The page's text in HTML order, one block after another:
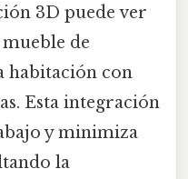
3D puede ver
de
habitación con
Esta integración
y minimiza
la